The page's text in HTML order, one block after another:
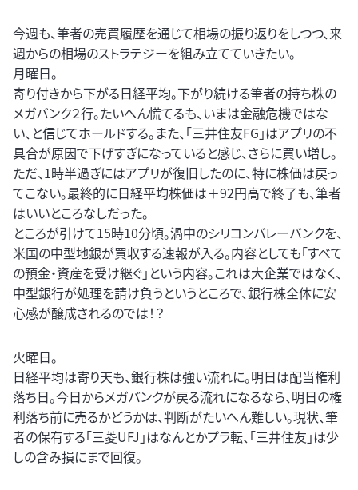
今週も、筆者の売買履歴を通じて相場の振り返りをしつつ、来
週からの相場のストラテジーを組み立てていきたい。
月曜日。
寄り付きから下がる日経平均。下がり続ける筆者の持ち株の
メガバンク２行。たいへん慌てるも、いまは金融危機ではな
い、と信じてホールドする。また、「三井住友FG」はアプリの不
具合が原因で下げすぎになっていると感じ、さらに買い増し。
ただ、1時半過ぎにはアプリが復旧したのに、特に株価は戻っ
てこない。最終的に日経平均株価は＋92円高で終了も、筆者
はいいところなしだった。
ところが引けて15時10分頃。渦中のシリコンバレーバンクを、
米国の中型地銀が買収する速報が入る。内容としても「すべて
の預金・資産を受け継ぐ」という内容。これは大企業ではなく、
中型銀行が処理を請け負うというところで、銀行株全体に安
心感が醸成されるのでは！？
火曜日。
日経平均は寄り天も、銀行株は強い流れに。明日は配当権利
落ち日。今日からメガバンクが戻る流れになるなら、明日の権
利落ち前に売るかどうかは、判断がたいへん難しい。現状、筆
者の保有する「三菱UFJ」はなんとかプラ転、「三井住友」は少
しの含み損にまで回復。